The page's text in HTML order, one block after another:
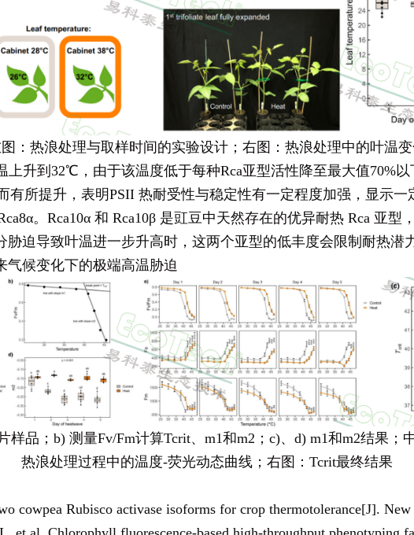
：热浪处理与取样时间的实验设计；右图：热浪处理中的叶温
升到32℃，由于该温度低于每种Rca亚型活性降至最大值70%
有所提升，表明PSII 热耐受性与稳定性有一定程度加强，显示
。Rca10α 和 Rca10β 是豇豆中天然存在的优异耐热 Rca 亚
迫导致叶温进一步升高时，这两个亚型的低丰度会限制耐热潜
候变化下的极端高温胁迫
样品；b) 测量Fv/Fm计算Tcrit、m1和m2；c)、d) m1和m2结果；
热浪处理过程中的温度-荧光动态曲线；右图：Tcrit最终结果
cowpea Rubisco activase isoforms for crop thermotolerance[J].